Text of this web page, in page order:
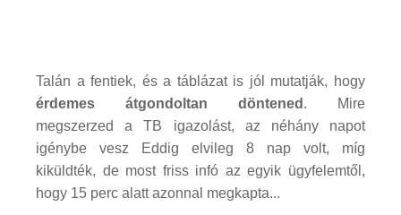
Talán a fentiek, és a táblázat is jól mutatják, hogy
érdemes átgondoltan döntened . Mire
megszerzed a TB igazolást, az néhány napot
igénybe vesz Eddig elvileg 8 nap volt, míg
kiküldték, de most friss infó az egyik ügyfelemtől,
hogy 15 perc alatt azonnal megkapta...